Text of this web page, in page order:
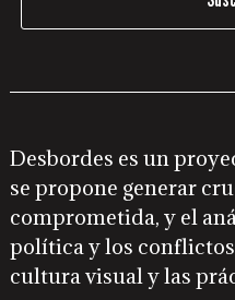
Desbordes es un
se propone generar
comprometida, y el
política y los
cultura visual y las